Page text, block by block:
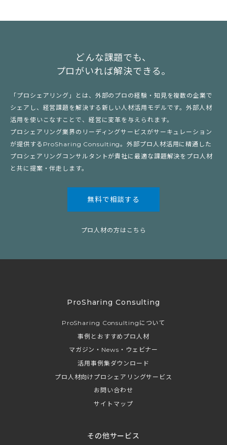
どんな課題でも、
プロがいれば解決できる。
「プロシェアリング」とは、外部のプロの経験・知見を複数の企業で
シェアし、経営課題を解決する新しい人材活用モデルです。外部人材
活用を使いこなすことで、経営に変革を与えられます。
プロシェアリング業界のリーディングサービスがサーキュレーション
が提供するProSharing Consulting。外部プロ人材活用に精通した
プロシェアリングコンサルタントが貴社に最適な課題解決をプロ人材
と共に提案・伴走します。
無料で相談する
プロ人材の方はこちら
ProSharing Consulting
ProSharing Consultingについて
事例とおすすめプロ人材
マガジン・News・ウェビナー
活用事例集ダウンロード
プロ人材向けプロシェアリングサービス
お問い合わせ
サイトマップ
その他サービス